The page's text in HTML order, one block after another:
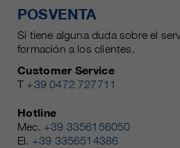
POSVENTA
Si tiene alguna duda sobre el
formación a los clientes.
Customer Service
T +39 0472 727711
Hotline
Mec. +39 3356156050
El. +39 3356514386